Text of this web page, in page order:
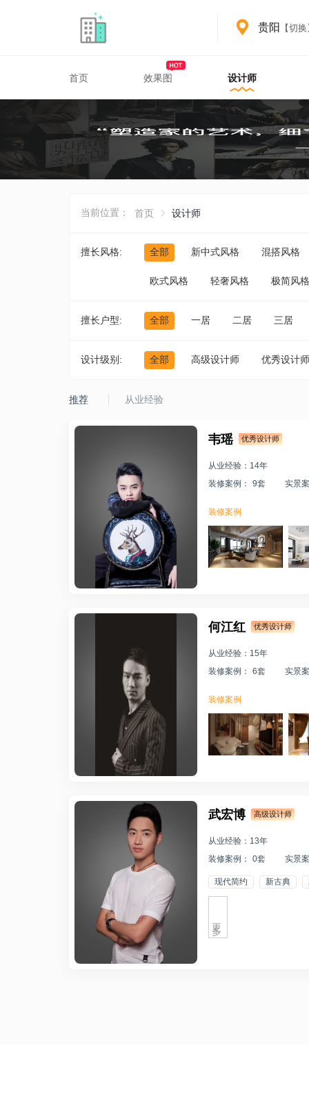
贵阳 【切
首页 效果图 设计师
贵阳装修设计师
贵阳家庭装修设计服务
当前位置： 首页 设计师
擅长风格: 全部 新中式风格 混搭风格
欧式风格 轻奢风格 极简风格
擅长户型: 全部 一居 二居 三居
设计级别: 全部 高级设计师 优秀设计师
推荐 从业经验
创造满足人们物质和精
神生活需要的室内环
境。 ——通过设计改变
人们的生活结构，创造
新的生活观念与生活方
式。
韦瑶 优秀设计师
从业经验：14年
装修案例： 9套
实景
装修案例
住宅装饰设计就是在满
足人们物质和精神生活
需要的基础上，给空间
赋予设计的灵魂。
何江红 优秀设计师
从业经验：15年
装修案例： 6套
实景
装修案例
倾听顾客的家居心声，
以专业的设计、优秀的
作品和富有激情的创造
力为客户提供个性化整
体家居解决方案。
武宏博 高级设计师
从业经验：13年
装修案例： 0套
实景
现代简约 新古典
简欧